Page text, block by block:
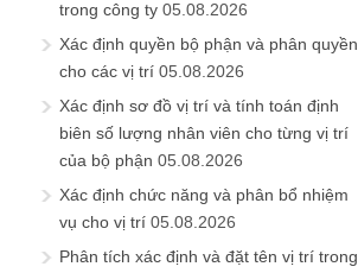
trong công ty 05.08.2026
Xác định quyền bộ phận và phân quyền
cho các vị trí 05.08.2026
Xác định sơ đồ vị trí và tính toán định
biên số lượng nhân viên cho từng vị trí
của bộ phận 05.08.2026
Xác định chức năng và phân bổ nhiệm
vụ cho vị trí 05.08.2026
Phân tích xác định và đặt tên vị trí trong